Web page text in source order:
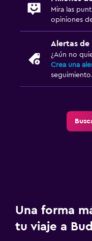
Clases de fitness
Gimnasio
Gimnasio
Juegos de mesa/
Mira las
opiniones
Alertas de
¿Aún no
Crea una
seguimiento.
Una forma
tu viaje a